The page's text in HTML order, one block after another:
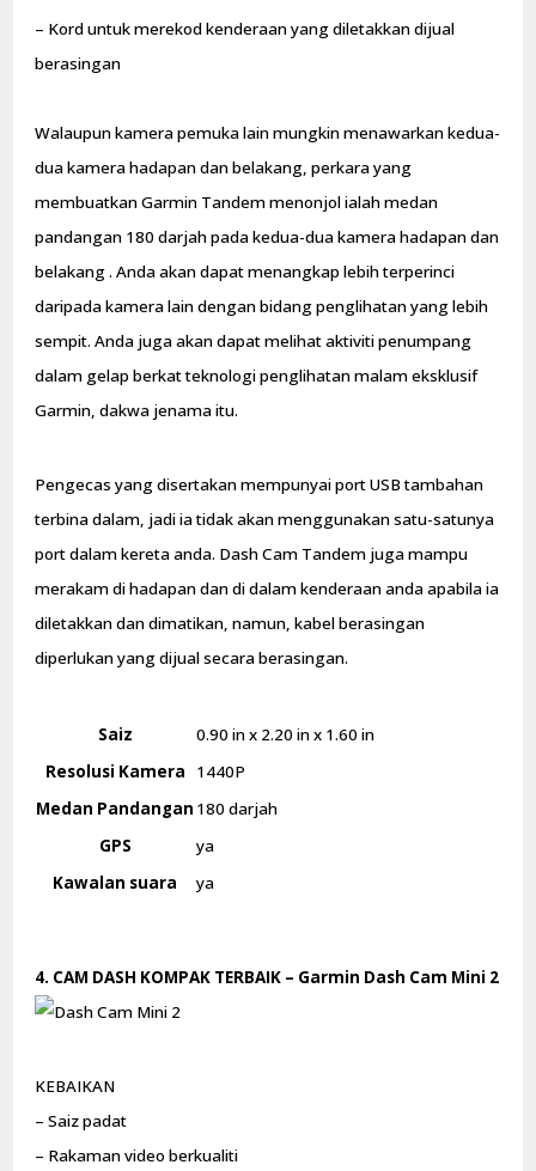
– Kord untuk merekod kenderaan yang diletakkan dijual
berasingan
Walaupun kamera pemuka lain mungkin menawarkan kedua-
dua kamera hadapan dan belakang, perkara yang
membuatkan Garmin Tandem menonjol ialah medan
pandangan 180 darjah pada kedua-dua kamera hadapan dan
belakang . Anda akan dapat menangkap lebih terperinci
daripada kamera lain dengan bidang penglihatan yang lebih
sempit. Anda juga akan dapat melihat aktiviti penumpang
dalam gelap berkat teknologi penglihatan malam eksklusif
Garmin, dakwa jenama itu.
Pengecas yang disertakan mempunyai port USB tambahan
terbina dalam, jadi ia tidak akan menggunakan satu-satunya
port dalam kereta anda. Dash Cam Tandem juga mampu
merakam di hadapan dan di dalam kenderaan anda apabila ia
diletakkan dan dimatikan, namun, kabel berasingan
diperlukan yang dijual secara berasingan.
Saiz
0.90 in x 2.20 in x 1.60 in
Resolusi Kamera
1440P
Medan Pandangan 180 darjah
GPS
ya
Kawalan suara
ya
4. CAM DASH KOMPAK TERBAIK – Garmin Dash Cam Mini 2
KEBAIKAN
– Saiz padat
– Rakaman video berkualiti